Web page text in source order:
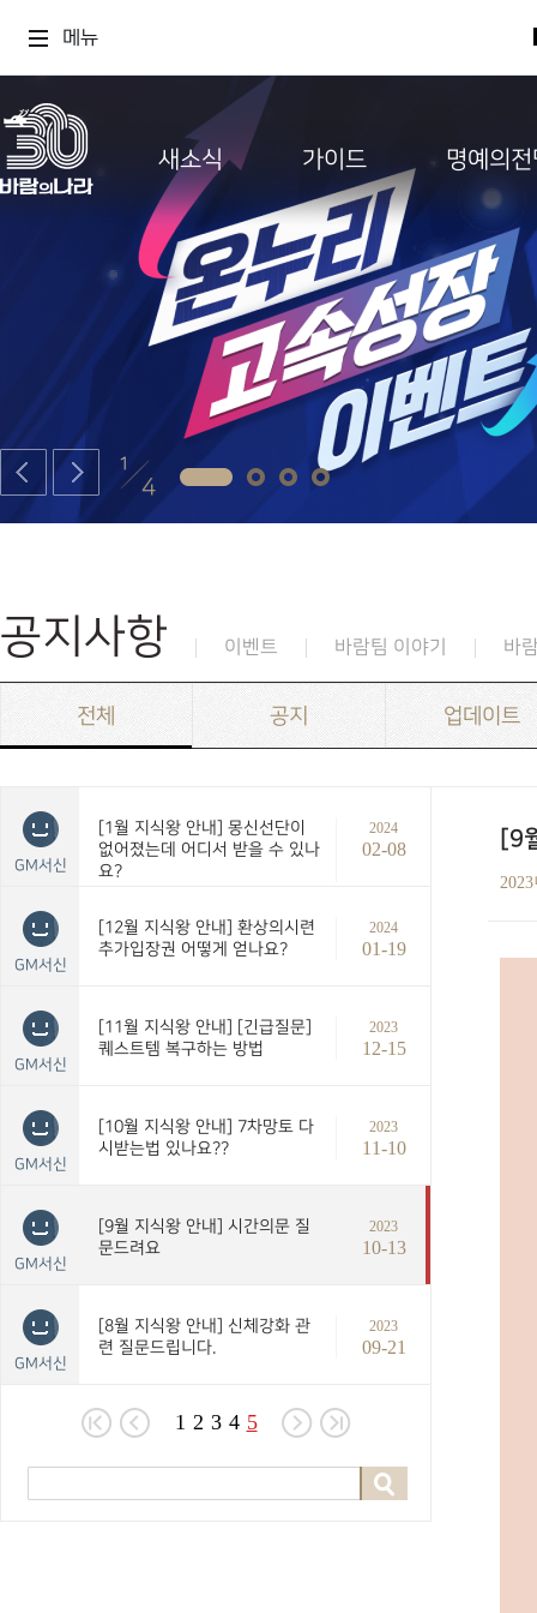
메뉴
새소식 가이드 명예의
1
4
공지사항 이벤트 바람팀 이야기 바
전체 공지 업데이트
GM서신
[1월 지식왕 안내] 몽신선단이
없어졌는데 어디서 받을 수 있나
요?
2024
02-08
GM서신
[12월 지식왕 안내] 환상의시련
추가입장권 어떻게 얻나요?
2024
01-19
GM서신
[11월 지식왕 안내] [긴급질문]
퀘스트템 복구하는 방법
2023
12-15
GM서신
[10월 지식왕 안내] 7차망토 다
시받는법 있나요??
2023
11-10
GM서신
[9월 지식왕 안내] 시간의문 질
문드려요
2023
10-13
GM서신
[8월 지식왕 안내] 신체강화 관
련 질문드립니다.
2023
09-21
1 2 3 4 5
[9